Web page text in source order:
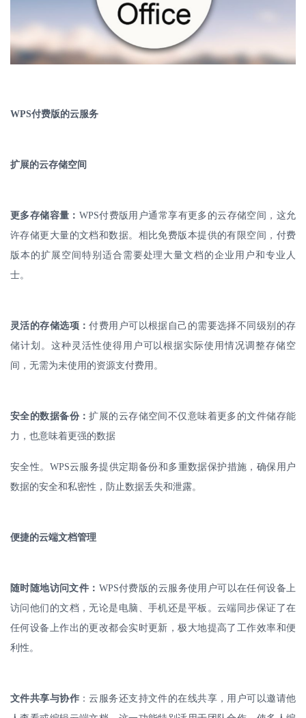
WPS付费版的云服务
扩展的云存储空间
更多存储容量： WPS付费版用户通常享有更多的云存储空间，这允
许存储更大量的文档和数据。相比免费版本提供的有限空间，付费
版本的扩展空间特别适合需要处理大量文档的企业用户和专业人
士。
灵活的存储选项：付费用户可以根据自己的需要选择不同级别的存
储计划。这种灵活性使得用户可以根据实际使用情况调整存储空
间，无需为未使用的资源支付费用。
安全的数据备份：扩展的云存储空间不仅意味着更多的文件储存能
力，也意味着更强的数据
安全性。 WPS云服务提供定期备份和多重数据保护措施，确保用户
数据的安全和私密性，防止数据丢失和泄露。
便捷的云端文档管理
随时随地访问文件： WPS付费版的云服务使用户可以在任何设备上
访问他们的文档，无论是电脑、手机还是平板。云端同步保证了在
任何设备上作出的更改都会实时更新，极大地提高了工作效率和便
利性。
文件共享与协作 ：云服务还支持文件的在线共享，用户可以邀请他